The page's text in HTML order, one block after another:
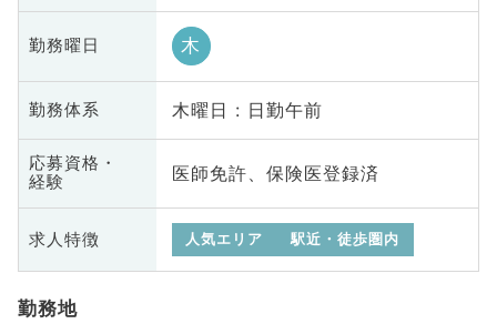
勤務曜日 木
勤務体系 木曜日 : 日勤午前
応募資格・
経験
医師免許、保険医登録済
求人特徴 人気エリア 駅近・徒歩圏内
勤務地